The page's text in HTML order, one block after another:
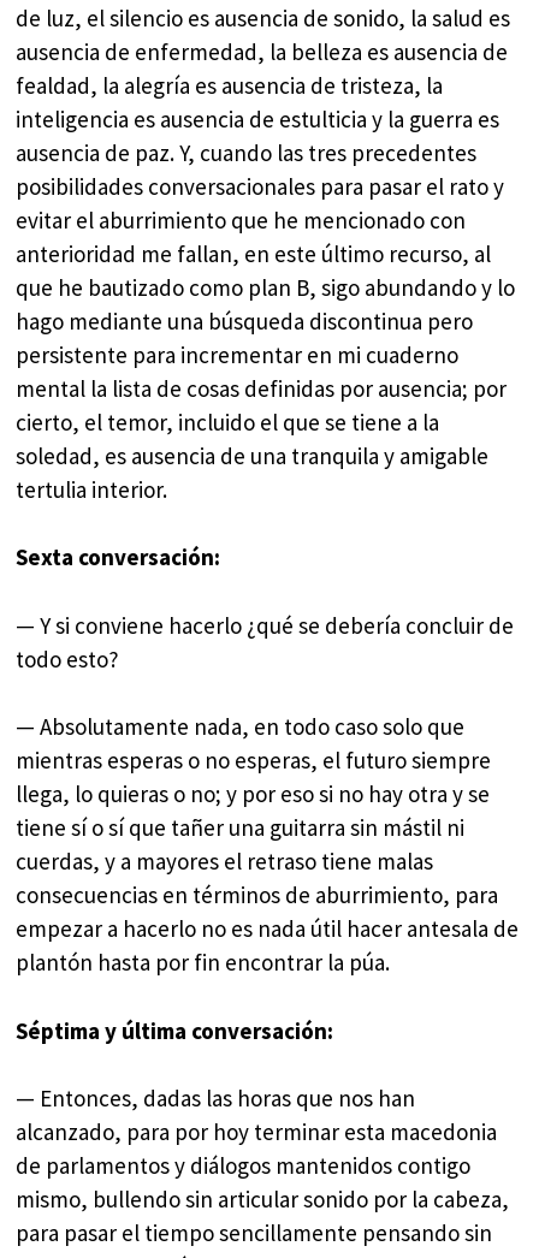
de luz, el silencio es ausencia de sonido, la salud es
ausencia de enfermedad, la belleza es ausencia de
fealdad, la alegría es ausencia de tristeza, la
inteligencia es ausencia de estulticia y la guerra es
ausencia de paz. Y, cuando las tres precedentes
posibilidades conversacionales para pasar el rato y
evitar el aburrimiento que he mencionado con
anterioridad me fallan, en este último recurso, al
que he bautizado como plan B, sigo abundando y lo
hago mediante una búsqueda discontinua pero
persistente para incrementar en mi cuaderno
mental la lista de cosas definidas por ausencia; por
cierto, el temor, incluido el que se tiene a la
soledad, es ausencia de una tranquila y amigable
tertulia interior.
Sexta conversación:
— Y si conviene hacerlo ¿qué se debería concluir de
todo esto?
— Absolutamente nada, en todo caso solo que
mientras esperas o no esperas, el futuro siempre
llega, lo quieras o no; y por eso si no hay otra y se
tiene sí o sí que tañer una guitarra sin mástil ni
cuerdas, y a mayores el retraso tiene malas
consecuencias en términos de aburrimiento, para
empezar a hacerlo no es nada útil hacer antesala de
plantón hasta por fin encontrar la púa.
Séptima y última conversación:
— Entonces, dadas las horas que nos han
alcanzado, para por hoy terminar esta macedonia
de parlamentos y diálogos mantenidos contigo
mismo, bullendo sin articular sonido por la cabeza,
para pasar el tiempo sencillamente pensando sin